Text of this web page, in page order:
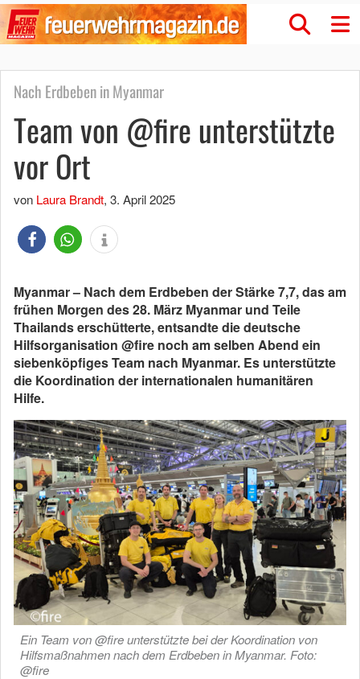
Nach Erdbeben in Myanmar
Team von @fire unterstützte
vor Ort
von Laura Brandt, 3. April 2025
Myanmar – Nach dem Erdbeben der Stärke 7,7, das am
frühen Morgen des 28. März Myanmar und Teile
Thailands erschütterte, entsandte die deutsche
Hilfsorganisation @fire noch am selben Abend ein
siebenköpfiges Team nach Myanmar. Es unterstützte
die Koordination der internationalen humanitären
Hilfe.
Ein Team von @fire unterstützte bei der Koordination von
Hilfsmaßnahmen nach dem Erdbeben in Myanmar. Foto:
@fire